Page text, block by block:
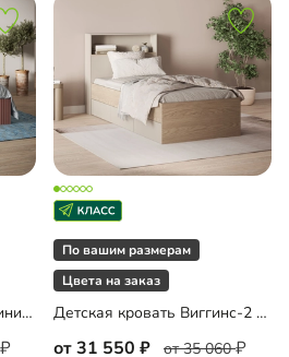
Детская кровать Санторини-2 1200 Лайф
По вашим размерам
Цвета на заказ
Детская кровать Виггинс-2 3 ящика
от 31 550 от 35 060